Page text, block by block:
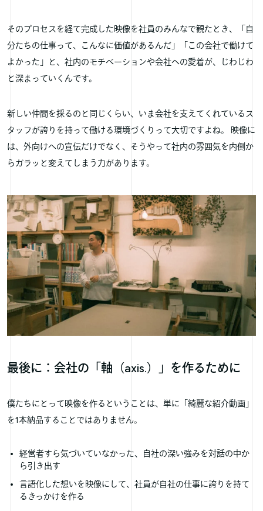
そのプロセスを経て完成した映像を社員のみんなで観たとき、「自
分たちの仕事って、こんなに価値があるんだ」「この会社で働けて
よかった」と、社内のモチベーションや会社への愛着が、じわじわ
と深まっていくんです。
新しい仲間を採るのと同じくらい、いま会社を支えてくれているス
タッフが誇りを持って働ける環境づくりって大切ですよね。 映像に
は、外向けへの宣伝だけでなく、そうやって社内の雰囲気を内側か
らガラッと変えてしまう力があります。
最後に：会社の「軸（axis.）」を作るために
僕たちにとって映像を作るということは、単に「綺麗な紹介動画」
を1本納品することではありません。
経営者すら気づいていなかった、自社の深い強みを対話の中か
ら引き出す
言語化した想いを映像にして、社員が自社の仕事に誇りを持て
るきっかけを作る